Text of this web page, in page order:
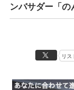
ンバサダー「の
リス